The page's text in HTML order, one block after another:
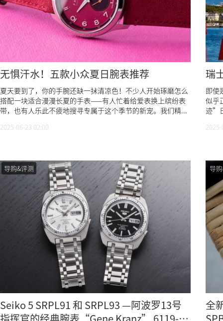
无惧汗水！五款小众夏日腕表推荐
夏天要到了，你的手腕还缺一抹清凉色！不少人开始琢磨怎么
搭配一块适合漫漫长夏的手表——有人忙着给爱表换上缤纷表
带，也有人乐此不疲地搜寻专属于这个季节的新宠。我们精...
2025-06-23 02:00
瑞
即使
似乎
迹”
导购&评测
Seiko 5 SRPL91 和 SRPL93 —阿波罗13号
导
全